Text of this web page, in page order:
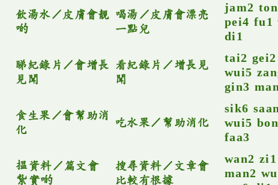
飲湯水／皮膚會靚
啲
喝湯／皮膚會漂亮
一點兒
jam2
pei4 fu1
di1
睇紀錄片／會增長
見聞
看紀錄片／增長見
聞
tai2
wui5
gin3
食生果／會幫助消
化
吃水果／幫助消化
sik6
wui5
faa3
揾資料／篇文會
紥實啲
搜尋資料／文章會
比較有根據
wan2
man2